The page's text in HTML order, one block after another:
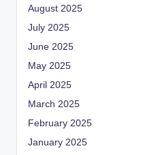
August 2025
July 2025
June 2025
May 2025
April 2025
March 2025
February 2025
January 2025